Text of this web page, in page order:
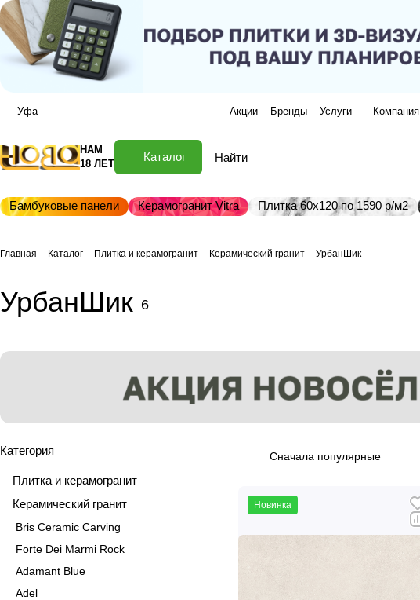
Уфа Акции Бренды Услуги Компания
НАМ
18 ЛЕТ
Каталог
Бамбуковые панели Керамогранит Vitra Плитка 60х120 по 1590 р/м2
Главная Каталог Плитка и керамогранит Керамический гранит УрбанШик
УрбанШик 6
Сначала популярные
Новинка
Категория
Плитка и керамогранит
Керамический гранит
Bris Ceramic Carving
Forte Dei Marmi Rock
Adamant Blue
Adel